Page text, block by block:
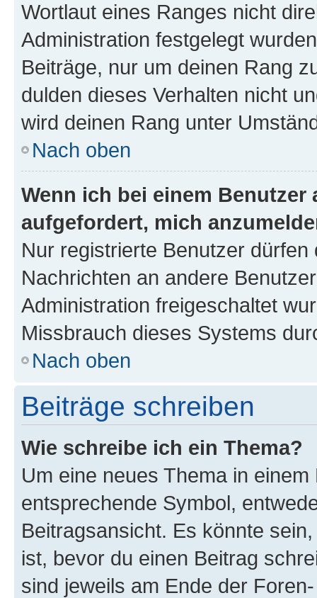
Wortlaut eines Ranges nicht
Administration festgelegt
Beiträge, nur um deinen Rang
dulden dieses Verhalten nicht
wird deinen Rang unter
Nach oben
Wenn ich bei einem
aufgefordert, mich
Nur registrierte Benutzer
Nachrichten an andere
Administration freigeschaltet
Missbrauch dieses Systems
Nach oben
Beiträge schreiben
Wie schreibe ich ein Thema?
Um eine neues Thema in
entsprechende Symbol,
Beitragsansicht. Es könnte
ist, bevor du einen Beitrag
sind jeweils am Ende der